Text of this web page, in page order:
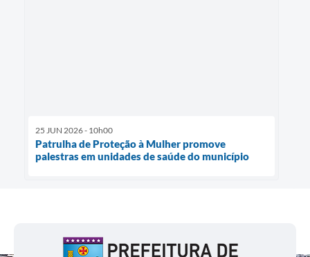
25 JUN 2026 - 10h00
Patrulha de Proteção à Mulher promove
palestras em unidades de saúde do município